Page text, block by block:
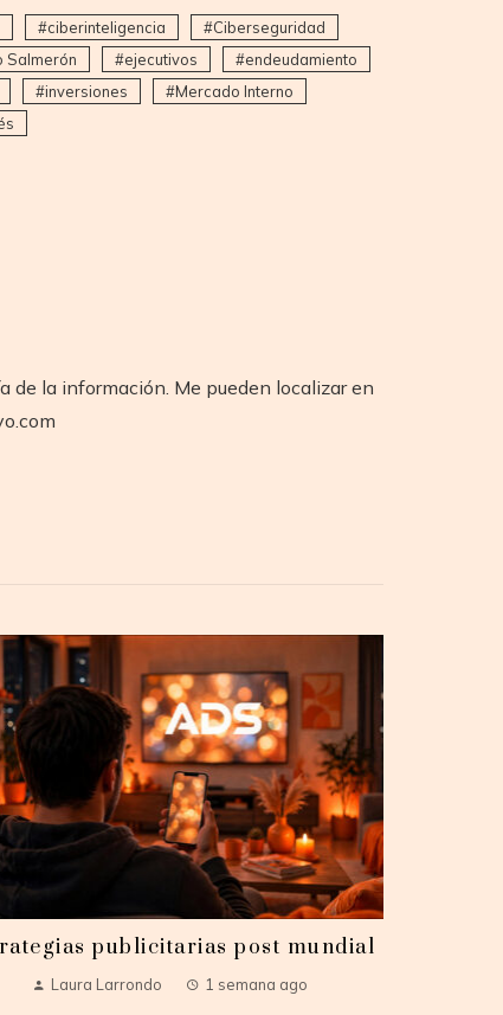
ciberinteligencia
Ciberseguridad
Salmerón ejecutivos
endeudamiento
inversiones
Mercado Interno
de la información. Me pueden localizar en
publicitarias post mundial
Laura Larrondo 1 semana ago